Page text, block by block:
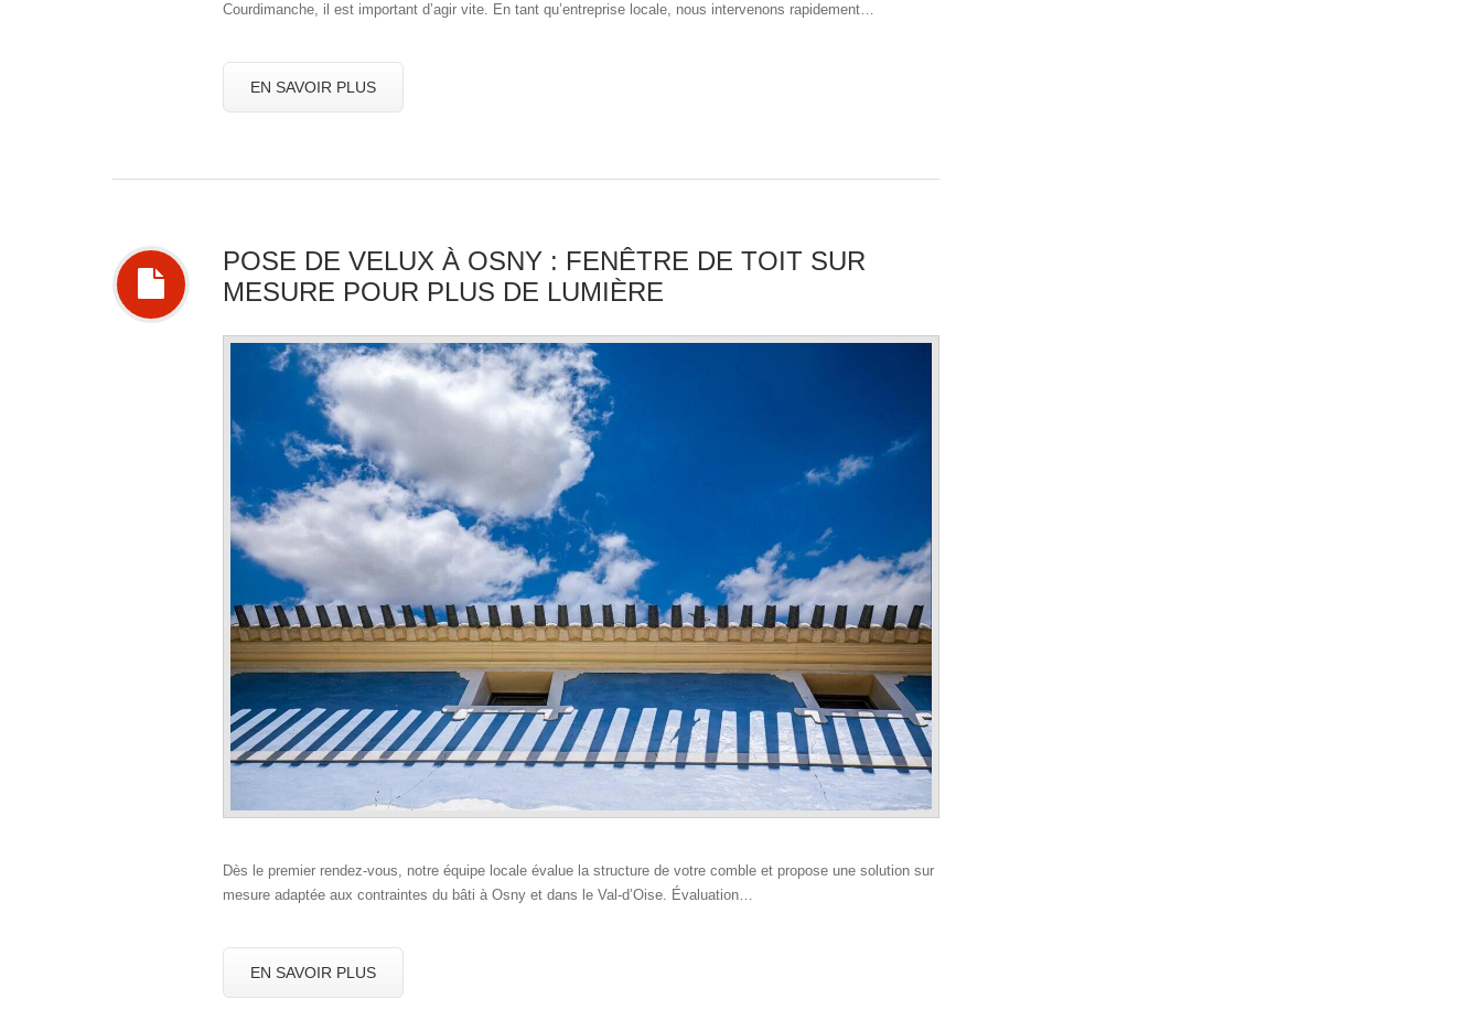
Courdimanche, il est important d’agir vite. En tant qu’entreprise locale, nous intervenons rapidement…
EN SAVOIR PLUS
POSE DE VELUX À OSNY : FENÊTRE DE TOIT SUR
MESURE POUR PLUS DE LUMIÈRE
Dès le premier rendez‑vous, notre équipe locale évalue la structure de votre comble et propose une solution sur
mesure adaptée aux contraintes du bâti à Osny et dans le Val‑d’Oise. Évaluation…
EN SAVOIR PLUS